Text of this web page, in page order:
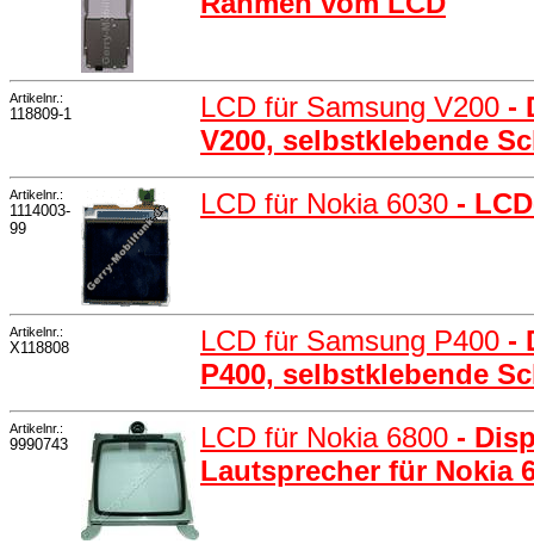
Artikelnr.:
118809-1 LCD für Samsung V200 -
V200, selbstklebende
Artikelnr.:
1114003-
99
LCD für Nokia 6030 -
Artikelnr.:
X118808 LCD für Samsung P400 -
P400, selbstklebende
Artikelnr.:
9990743 LCD für Nokia 6800 -
Lautsprecher für Nokia